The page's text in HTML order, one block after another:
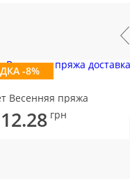
потрібно. Дякую що ви є!
-8%
Весенняя пряжа
грн